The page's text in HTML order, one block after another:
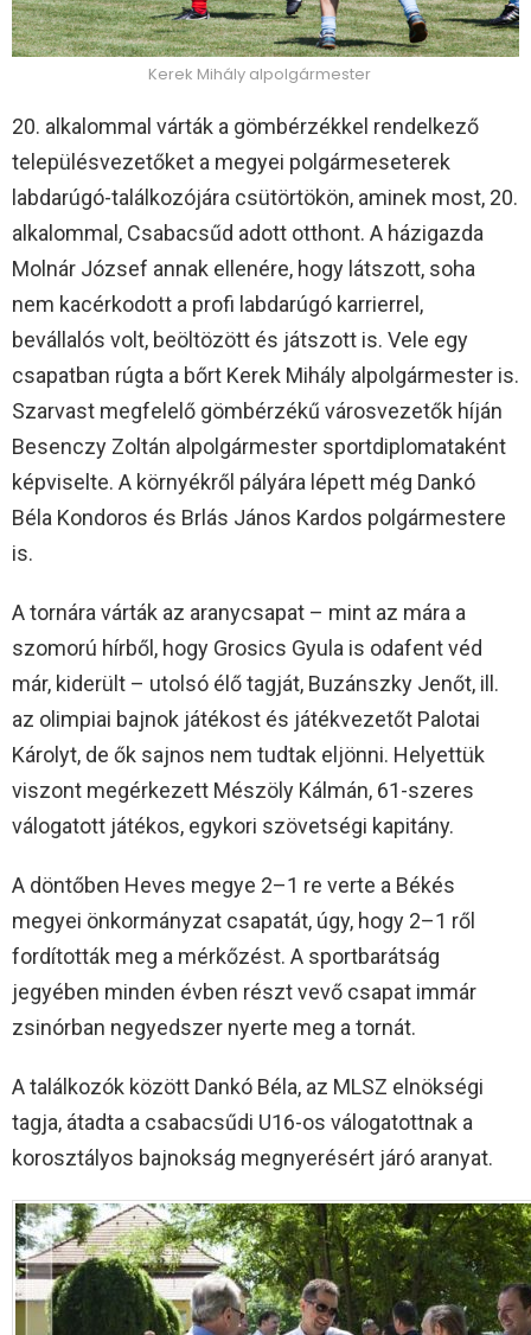
Kerek Mihály alpolgármester
20. alkalommal várták a gömbérzékkel rendelkező
településvezetőket a megyei polgármeseterek
labdarúgó-találkozójára csütörtökön, aminek most, 20.
alkalommal, Csabacsűd adott otthont. A házigazda
Molnár József annak ellenére, hogy látszott, soha
nem kacérkodott a profi labdarúgó karrierrel,
bevállalós volt, beöltözött és játszott is. Vele egy
csapatban rúgta a bőrt Kerek Mihály alpolgármester is.
Szarvast megfelelő gömbérzékű városvezetők híján
Besenczy Zoltán alpolgármester sportdiplomataként
képviselte. A környékről pályára lépett még Dankó
Béla Kondoros és Brlás János Kardos polgármestere
is.
A tornára várták az aranycsapat – mint az mára a
szomorú hírből, hogy Grosics Gyula is odafent véd
már, kiderült – utolsó élő tagját, Buzánszky Jenőt, ill.
az olimpiai bajnok játékost és játékvezetőt Palotai
Károlyt, de ők sajnos nem tudtak eljönni. Helyettük
viszont megérkezett Mészöly Kálmán, 61-szeres
válogatott játékos, egykori szövetségi kapitány.
A döntőben Heves megye 2–1 re verte a Békés
megyei önkormányzat csapatát, úgy, hogy 2–1 ről
fordították meg a mérkőzést. A sportbarátság
jegyében minden évben részt vevő csapat immár
zsinórban negyedszer nyerte meg a tornát.
A találkozók között Dankó Béla, az MLSZ elnökségi
tagja, átadta a csabacsűdi U16-os válogatottnak a
korosztályos bajnokság megnyerésért járó aranyat.